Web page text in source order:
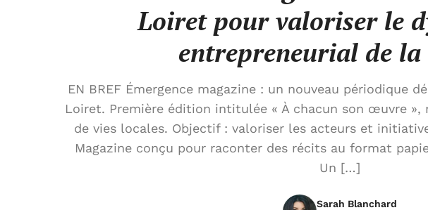
Loiret pour valoriser le
entrepreneurial de
EN BREF Émergence magazine : un nouveau périodique
Loiret. Première édition intitulée « À chacun son œuvre
de vies locales. Objectif : valoriser les acteurs et
Magazine conçu pour raconter des récits au format
Un […]
Sarah Blanchard